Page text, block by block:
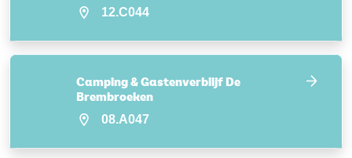
12.C044
Camping & Gastenverblijf De
Brembroeken
08.A047